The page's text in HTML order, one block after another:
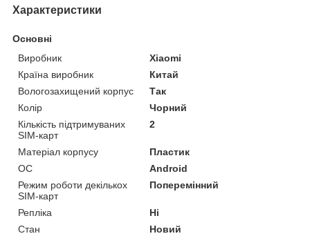
Характеристики
Основні
Виробник
Xiaomi
Країна виробник
Китай
Вологозахищений корпус
Так
Колір
Чорний
Кількість підтримуваних
SIM-карт
2
Матеріал корпусу
Пластик
ОС
Android
Режим роботи декількох
SIM-карт
Поперемінний
Репліка
Ні
Стан
Новий